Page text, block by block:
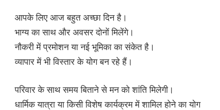
आपके लिए आज बहुत अच्छा दिन है।
भाग्य का साथ और अवसर दोनों मिलेंगे।
नौकरी में प्रमोशन या नई भूमिका का संकेत है।
व्यापार में भी विस्तार के योग बन रहे हैं।
परिवार के साथ समय बिताने से मन को शांति मिलेगी।
धार्मिक यात्रा या किसी विशेष कार्यक्रम में शामिल होने का योग